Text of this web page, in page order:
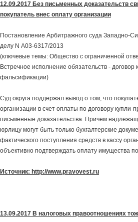
12.09.2017 Без письменных доказательств
покупатель внес оплату организации
Постановление Арбитражного суда Западно-
делу N А03-6317/2013
(ключевые темы: Общество с ограниченной
Встречное исполнение обязательств -
фальсификации)
Суд округа поддержал вывод о том, что
организации в счет оплаты по договору
письменные доказательства. Причем
юрлицу могут быть только бухгалтерские
фактического поступления средств в кассу
объективно подтверждать оплату имущества
Источник: http://www.pravovest.ru
13.09.2017 В налоговых правоотношениях